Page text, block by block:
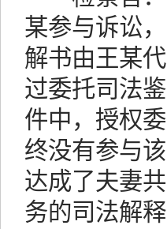
某参与诉讼
解书由王某
过委托司法
件中，授权
终没有参与
达成了夫妻
务的司法解